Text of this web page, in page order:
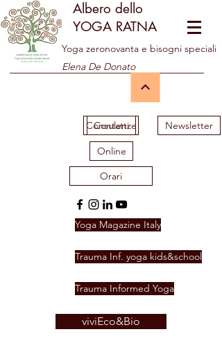
Yoga zeronovanta e bisogni speciali
Elena De Donato
Albero dello
YOGA RATNA
Contatti
Consulenze Newsletter
Online
Orari
Yoga Magazine Italy
Trauma Inf. yoga kids&school
Trauma Informed Yoga
viviEco&Bio